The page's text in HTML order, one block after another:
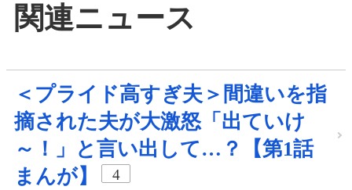
関連ニュース
＜プライド高すぎ夫＞間違いを指
摘された夫が大激怒「出ていけ
～！」と言い出して…？【第1話
まんが】
4